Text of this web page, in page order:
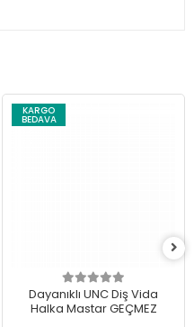
KARGO
BEDAVA
Dayanıklı UNC Diş Vida
Halka Mastar GEÇMEZ